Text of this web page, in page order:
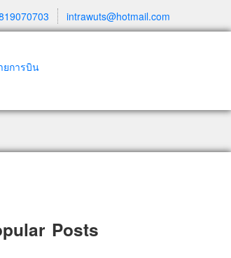
intrawuts@hotmail.com
ยการบิน
Posts